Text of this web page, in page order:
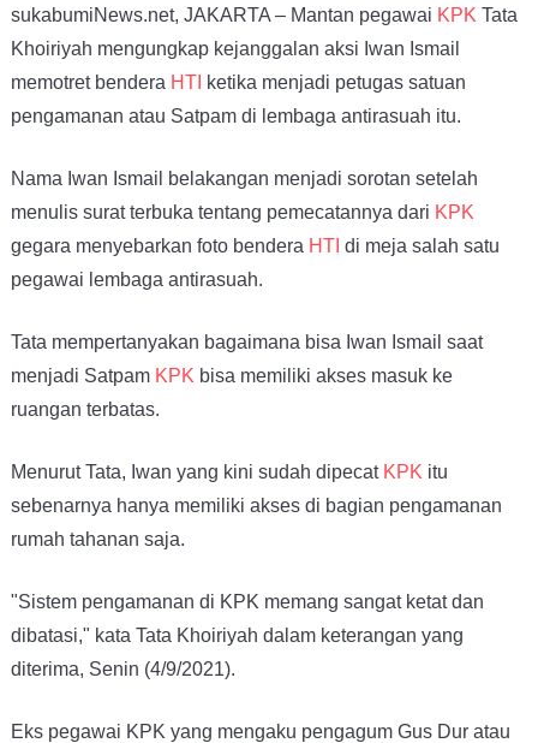
sukabumiNews.net, JAKARTA – Mantan pegawai KPK Tata
Khoiriyah mengungkap kejanggalan aksi Iwan Ismail
memotret bendera HTI ketika menjadi petugas satuan
pengamanan atau Satpam di lembaga antirasuah itu.
Nama Iwan Ismail belakangan menjadi sorotan setelah
menulis surat terbuka tentang pemecatannya dari KPK
gegara menyebarkan foto bendera HTI di meja salah satu
pegawai lembaga antirasuah.
Tata mempertanyakan bagaimana bisa Iwan Ismail saat
menjadi Satpam KPK bisa memiliki akses masuk ke
ruangan terbatas.
Menurut Tata, Iwan yang kini sudah dipecat KPK itu
sebenarnya hanya memiliki akses di bagian pengamanan
rumah tahanan saja.
"Sistem pengamanan di KPK memang sangat ketat dan
dibatasi," kata Tata Khoiriyah dalam keterangan yang
diterima, Senin (4/9/2021).
Eks pegawai KPK yang mengaku pengagum Gus Dur atau